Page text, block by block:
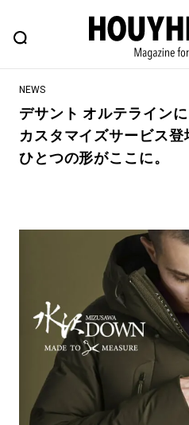
FEATURE BLOG
ヒップなファッション、カルチャー
#注目のタグ
#NEW VINTAGE #マイナ
#路地裏てぃーん。
#GH 銘品の所以 #フイナ
#Commune H #FOCUS
#ととけん #FASHION
#LIFESTYLE #SNEAKER
#SPORTS #HANDSOME
NEWS
デサント オルテライン
カスタマイズサービス
ひとつの形がここに。